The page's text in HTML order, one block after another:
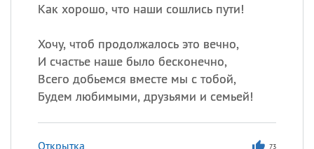
Как хорошо, что наши сошлись пути!
Хочу, чтоб продолжалось это вечно,
И счастье наше было бесконечно,
Всего добьемся вместе мы с тобой,
Будем любимыми, друзьями и семьей!
Открытка 73